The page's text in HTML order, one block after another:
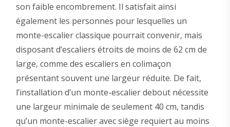
son faible encombrement. Il satisfait ainsi
également les personnes pour lesquelles un
monte-escalier classique pourrait convenir, mais
disposant d’escaliers étroits de moins de 62 cm de
large, comme des escaliers en colimaçon
présentant souvent une largeur réduite. De fait,
l’installation d’un monte-escalier debout nécessite
une largeur minimale de seulement 40 cm, tandis
qu’un monte-escalier avec siège requiert au moins